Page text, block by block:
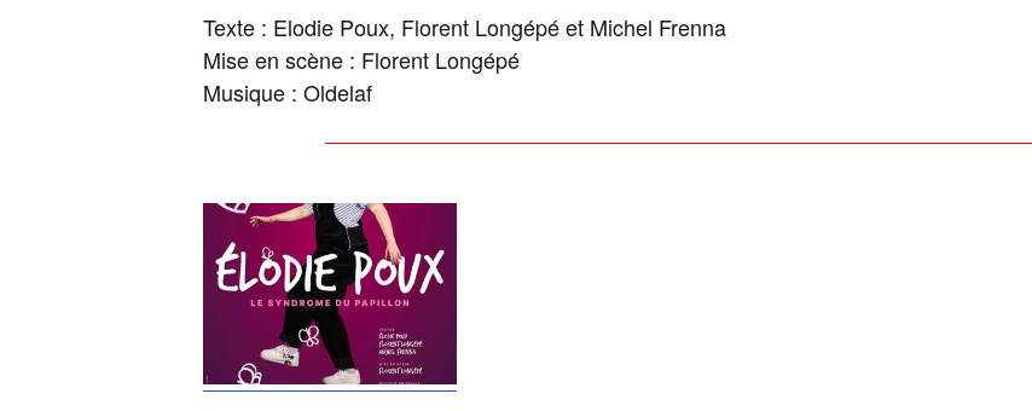
Texte : Elodie Poux, Florent Longépé et Michel Frenna
Mise en scène : Florent Longépé
Musique : Oldelaf